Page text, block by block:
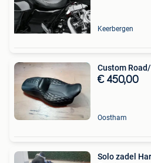
Keerbergen
Custom
€ 450,00
Oostham
Solo zadel